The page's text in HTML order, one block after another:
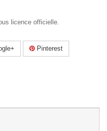
licence officielle.
Pinterest